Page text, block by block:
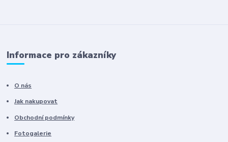
Informace pro zákazníky
O nás
Jak nakupovat
Obchodní podmínky
Fotogalerie